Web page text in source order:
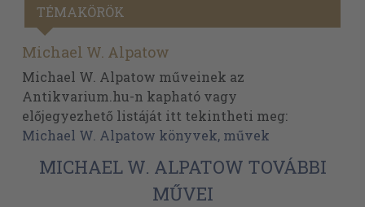
TÉMAKÖRÖK
Michael W. Alpatow
Michael W. Alpatow műveinek az
Antikvarium.hu-n kapható vagy
előjegyezhető listáját itt tekintheti meg:
Michael W. Alpatow könyvek, művek
MICHAEL W. ALPATOW TOVÁBBI
MŰVEI